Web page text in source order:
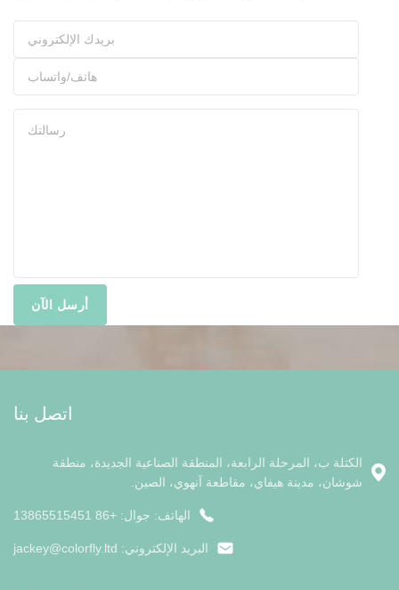
اتصل بنا
الكتلة ب، المرحلة الرابعة، المنطقة الصناعية الجديدة، منطقة
شوشان، مدينة هيفاي، مقاطعة آنهوي، الصين.
الهاتف: جوال: +86 13865515451
البريد الإلكتروني: jackey@colorfly.ltd